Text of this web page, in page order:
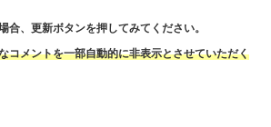
合、更新ボタンを押してみてください。
コメントを一部自動的に非表示とさせていただく